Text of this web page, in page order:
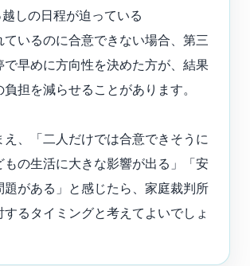
しの日程が迫っている
ているのに合意できない場合、第三
で早めに方向性を決めた方が、結果
担を減らせることがあります。
え、「二人だけでは合意できそうに
もの生活に大きな影響が出る」「安
題がある」と感じたら、家庭裁判所
るタイミングと考えてよいでしょ